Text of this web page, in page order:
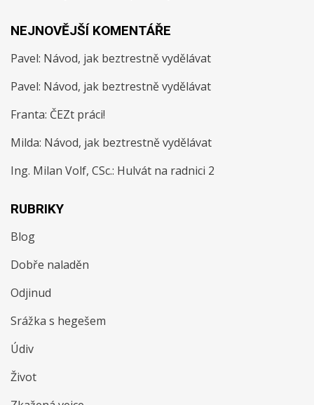
NEJNOVĚJŠÍ KOMENTÁŘE
Pavel: Návod, jak beztrestně vydělávat
Pavel: Návod, jak beztrestně vydělávat
Franta: ČEZt práci!
Milda: Návod, jak beztrestně vydělávat
Ing. Milan Volf, CSc.: Hulvát na radnici 2
RUBRIKY
Blog
Dobře naladěn
Odjinud
Srážka s hegešem
Údiv
Život